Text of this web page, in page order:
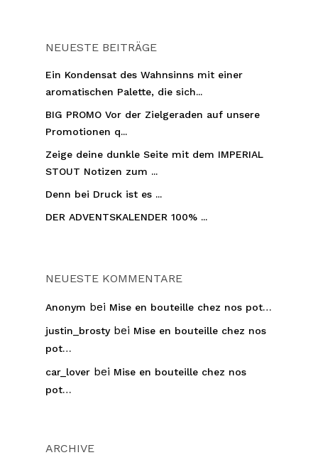
NEUESTE BEITRÄGE
Ein Kondensat des Wahnsinns mit einer
aromatischen Palette, die sich...
BIG PROMO Vor der Zielgeraden auf unsere
Promotionen q...
Zeige deine dunkle Seite mit dem IMPERIAL
STOUT Notizen zum ...
Denn bei Druck ist es ...
DER ADVENTSKALENDER 100% ...
NEUESTE KOMMENTARE
Anonym bei Mise en bouteille chez nos pot…
justin_brostybei Mise en bouteille chez nos
pot…
car_lover bei Mise en bouteille chez nos
pot…
ARCHIVE